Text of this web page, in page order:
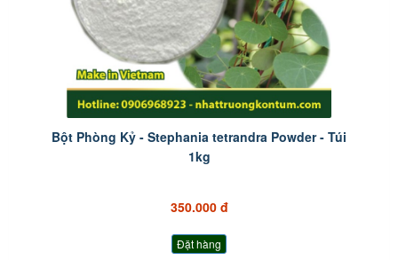
Bột Phòng Kỷ - Stephania tetrandra Powder - Túi
1kg
350.000 đ
Đặt hàng